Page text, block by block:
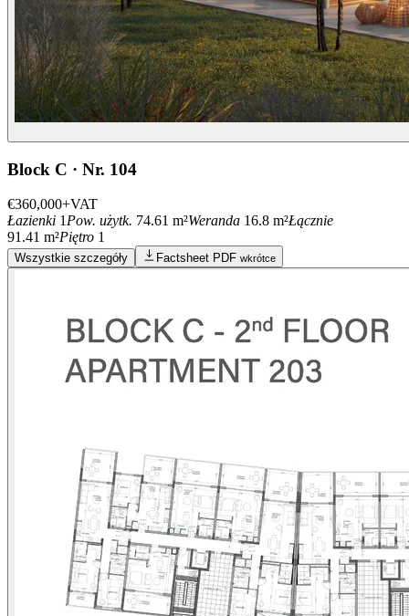
Block C · Nr. 104
€360,000+VAT
Łazienki 1Pow. użytk. 74.61 m²Weranda 16.8 m²Łącznie
91.41 m²Piętro 1
Wszystkie szczegóły Factsheet PDF wkrótce